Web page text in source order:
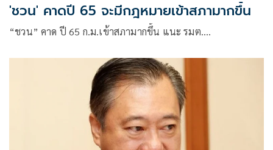
'ชวน' คาดปี 65 จะมีกฎหมายเข้าสภามากขึ้น
“ชวน” คาด ปี 65 ก.ม.เข้าสภามากขึ้น แนะ รมต.…